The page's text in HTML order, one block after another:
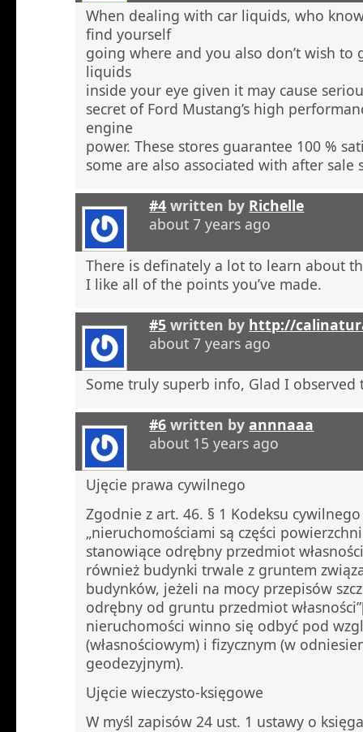
When dealing with car liquids, who
find yourself
going where and you also don’t wish to
liquids
inside your eye given it may cause
secret of Ford Mustang’s high
engine
power. These stores guarantee 100 %
some are also associated with after sale
#4 written by Richelle
about 7 years ago
There is definately a lot to learn about
I like all of the points you’ve made.
#5 written by http://
about 7 years ago
Some truly superb info, Glad I observed
#6 written byannnaaa
about 15 years ago
Ujęcie prawa cywilnego
Zgodnie z art. 46. § 1 Kodeksu cywilnego
„nieruchomościami są części
stanowiące odrębny przedmiot
również budynki trwale z gruntem
budynków, jeżeli na mocy przepisów
odrębny od gruntu przedmiot
nieruchomości winno się odbyć pod
(własnościowym) i fizycznym (w
geodezyjnym).
Ujęcie wieczysto-księgowe
W myśl zapisów 24 ust. 1 ustawy o